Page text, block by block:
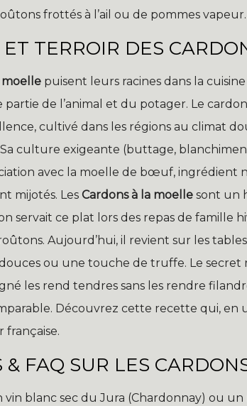
frottés à l’ail ou de pommes vapeur.
ET TERROIR DES
moelle puisent leurs racines dans la cuisine
partie de l’animal et du potager. Le
cultivé dans les régions au climat
culture exigeante (buttage,
avec la moelle de bœuf,
mijotés. Les Cardons à la moelle sont un
servait ce plat lors des repas de famille
Aujourd’hui, il revient sur les
ou une touche de truffe. Le secret
les rend tendres sans les rendre
Découvrez cette recette qui, en
française.
& FAQ SUR LES
vin blanc sec du Jura (Chardonnay) ou